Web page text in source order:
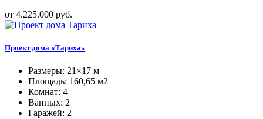
от 4.225.000 руб.
Проект дома «Тариха»
Размеры: 21×17 м
Площадь: 160,65 м2
Комнат: 4
Ванных: 2
Гаражей: 2